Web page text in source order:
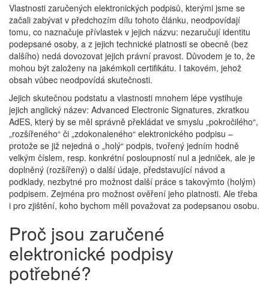
Vlastnosti zaručených elektronických podpisů, kterými jsme se
začali zabývat v předchozím dílu tohoto článku, neodpovídají
tomu, co naznačuje přívlastek v jejich názvu: nezaručují identitu
podepsané osoby, a z jejich technické platnosti se obecně (bez
dalšího) nedá dovozovat jejich právní pravost. Důvodem je to, že
mohou být založeny na jakémkoli certifikátu. I takovém, jehož
obsah vůbec neodpovídá skutečnosti.
Jejich skutečnou podstatu a vlastnosti mnohem lépe vystihuje
jejich anglický název: Advanced Electronic Signatures, zkratkou
AdES, který by se měl správně překládat ve smyslu „pokročilého“,
„rozšířeného“ či „zdokonaleného“ elektronického podpisu –
protože se již nejedná o „holý“ podpis, tvořený jedním hodně
velkým číslem, resp. konkrétní posloupností nul a jedniček, ale je
doplněný (rozšířený) o další údaje, představující návod a
podklady, nezbytné pro možnost další práce s takovýmto (holým)
podpisem. Zejména pro možnost ověření jeho platnosti. Ale třeba
i pro zjištění, koho bychom měli považovat za podepsanou osobu.
Proč jsou zaručené
elektronické podpisy
potřebné?